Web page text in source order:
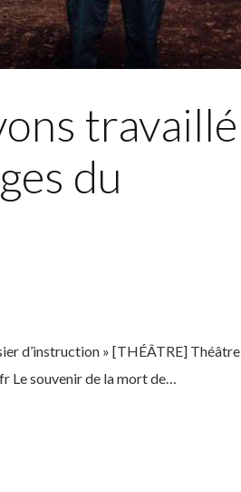
travaillé
du
d’instruction » [THÉÂTRE] Théâtre
Le souvenir de la mort de…